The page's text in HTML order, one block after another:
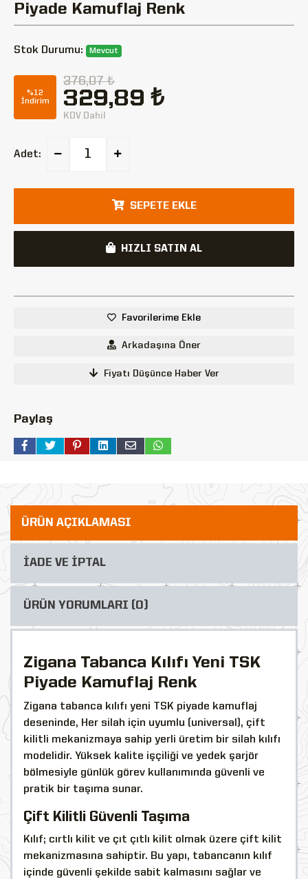
Piyade Kamuflaj Renk
Stok Durumu: Mevcut
%12
İndirim
376,07 ₺
329,89 ₺
KDV Dahil
Adet:
SEPETE EKLE
HIZLI SATIN AL
Favorilerime Ekle
Arkadaşına Öner
Fiyatı Düşünce Haber Ver
Paylaş
ÜRÜN AÇIKLAMASI
İADE VE İPTAL
ÜRÜN YORUMLARI (0)
Zigana Tabanca Kılıfı Yeni TSK
Piyade Kamuflaj Renk
Zigana tabanca kılıfı yeni TSK piyade kamuflaj
deseninde, Her silah için uyumlu (universal), çift
kilitli mekanizmaya sahip yerli üretim bir silah kılıfı
modelidir. Yüksek kalite işçiliği ve yedek şarjör
bölmesiyle günlük görev kullanımında güvenli ve
pratik bir taşıma sunar.
Çift Kilitli Güvenli Taşıma
Kılıf; cırtlı kilit ve çıt çıtlı kilit olmak üzere çift kilit
mekanizmasına sahiptir. Bu yapı, tabancanın kılıf
içinde güvenli şekilde sabit kalmasını sağlar ve